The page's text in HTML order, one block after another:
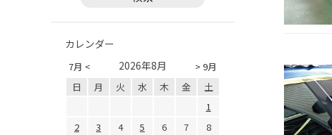
カレンダー
7月 < > 9月
2026年8月
日 月 火 水 木 金
土
1
2
3 4 5 6 7
8